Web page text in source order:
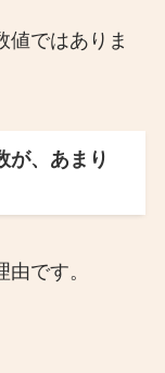
値ではありま
が、あまり
です。